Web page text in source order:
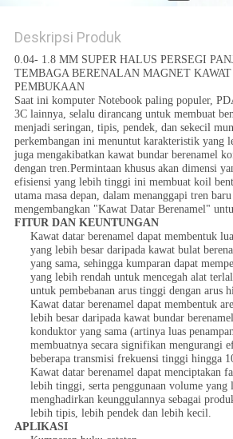
Deskripsi Produk
0.04- 1.8 MM SUPER HALUS PERSEGI
TEMBAGA BERENALAN MAGNET
PEMBUKAAN
Saat ini komputer Notebook paling populer,
3C lainnya, selalu dirancang untuk membuat
menjadi seringan, tipis, pendek, dan sekecil
perkembangan ini menuntut karakteristik yang
juga mengakibatkan kawat bundar berenamel
dengan tren.Permintaan khusus akan dimensi
efisiensi yang lebih tinggi ini membuat koil
utama masa depan, dalam menanggapi tren
mengembangkan "Kawat Datar Berenamel"
FITUR DAN KEUNTUNGAN
Kawat datar berenamel dapat membentuk
yang lebih besar daripada kawat bulat
yang sama, sehingga kumparan dapat
yang lebih rendah untuk mencegah alat
untuk pembebanan arus tinggi dengan arus
Kawat datar berenamel dapat membentuk
lebih besar daripada kawat bundar
konduktor yang sama (artinya luas
membuatnya secara signifikan mengurangi
beberapa transmisi frekuensi tinggi hingga
Kawat datar berenamel dapat menciptakan
lebih tinggi, serta penggunaan volume yang
menghadirkan keunggulannya sebagai
lebih tipis, lebih pendek dan lebih kecil.
APLIKASI